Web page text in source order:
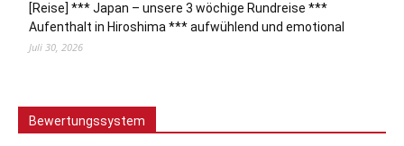
[Reise] *** Japan – unsere 3 wöchige Rundreise ***
Aufenthalt in Hiroshima *** aufwühlend und emotional
Juli 30, 2026
Bewertungssystem